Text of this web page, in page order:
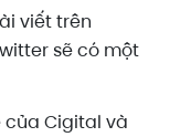
viết trên
sẽ có một
của Cigital và